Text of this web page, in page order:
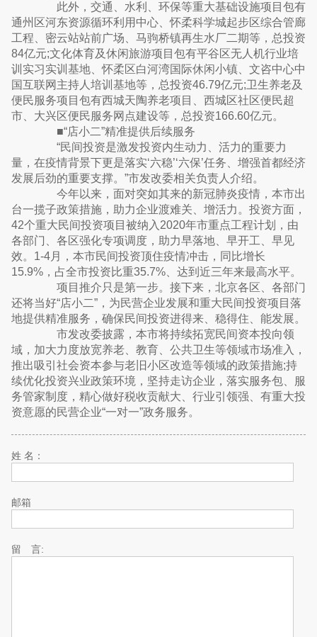
此外，交通、水利、环保等重大基础设施项目包有
通州区河东资源循环利用中心、怀柔科学城起步区综合管廊
工程、密云站站前广场、马驹桥镇再生水厂二期等，总投资
84亿元;文化体育及休闲旅游项目包有平谷区无人机行业培
训实习实训基地、怀柔区白河湾国际休闲小镇、文咨中心中
国互联网主持人培训基地等，总投资46.79亿元;卫生养老及
便民服务项目包有西城天陶养老项目、西城区社区便民超
市、大兴区便民服务网点建设等，总投资166.60亿元。
■“店小二”精准提供后续服务
“民间投资是激发投资内生动力、活力的重要力
量，在疫情背景下更是落实‘六稳’‘六保’任务、增强首都经济
发展后劲的重要支撑。”市发改委相关负责人介绍。
今年以来，面对突如其来的新冠肺炎疫情，本市出
台一揽子政策措施，助力企业渡难关、增活力。投资方面，
42个重大民间投资项目被纳入2020年市重点工程计划，由
各部门、各区强化专项调度，助力早落地、早开工、早见
效。1-4月，本市民间投资顶住疫情冲击，同比增长
15.9%，占全市投资比重35.7%、达到近三年来最高水平。
项目推介只是第一步。接下来，北京各区、各部门
还将当好“店小二”，为民营企业发展和重大民间投资项目落
地提供精准服务，确保民间投资进得来、稳得住、能发展。
市发改委披露，本市将持续拓宽民间资本投向领
域，加大力度放宽养老、教育、公共卫生等领域市场准入，
推出吸引社会资本参与老旧小区改造等领域的政策措施;持
续优化投资兴业政策环境，坚持走访企业，落实服务包、服
务管家制度，精心做好税收贡献大、行业引领强、有重大投
资意愿的民营企业“一对一”政务服务。
姓 名：
邮箱
留 言: